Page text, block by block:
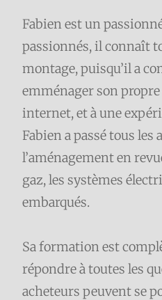
Fabien est un
passionnés, il connaît
montage, puisqu’il a
emménager son propre
internet, et à une
Fabien a passé tous les
l’aménagement en
gaz, les systèmes
embarqués.
Sa formation est
répondre à toutes les
acheteurs peuvent se